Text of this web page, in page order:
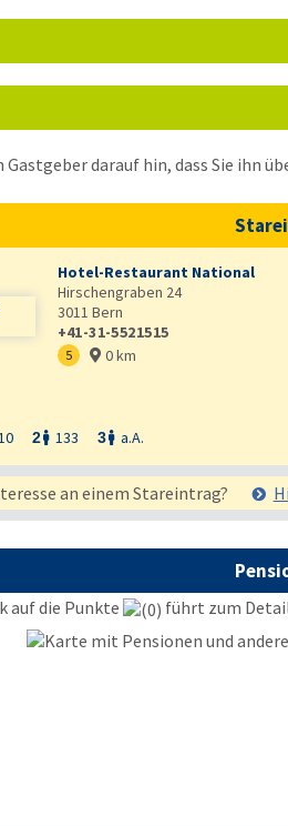
darauf hin, dass Sie ihn
Hotel-Restaurant National
Hirschengraben 24
3011 Bern
+41-31-5521515
5  0 km
2 133 3 a.A.
an einem Stareintrag?
auf die Punkte führt zum